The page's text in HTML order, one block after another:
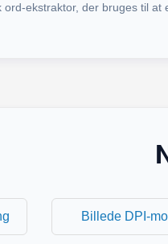
ord-ekstraktor, der bruges til
Billede DPI-